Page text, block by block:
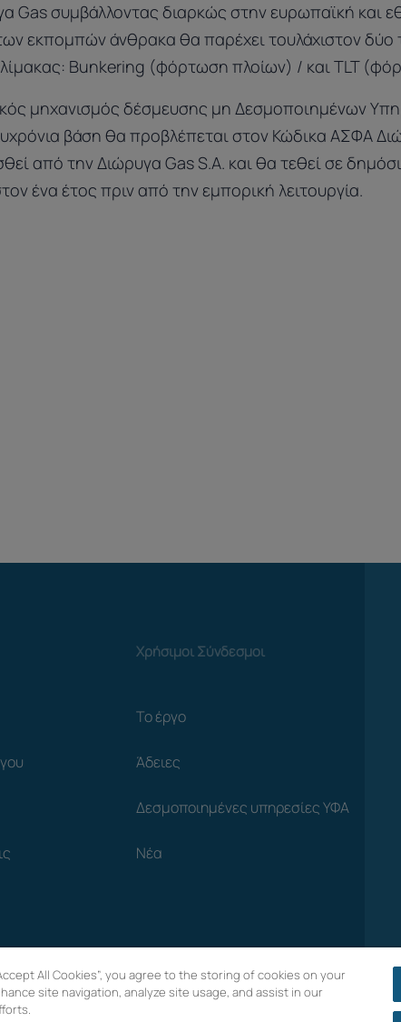
Gas συμβάλλοντας διαρκώς στην ευρωπαϊκή και
εκπομπών άνθρακα θα παρέχει τουλάχιστον
Bunkering (φόρτωση πλοίων) / και TLT
μηχανισμός δέσμευσης μη Δεσμοποιημένων
βάση θα προβλέπεται στον Κώδικα ΑΣΦΑ
από την Διώρυγα Gas S.A. και θα τεθεί σε
ένα έτος πριν από την εμπορική λειτουργία.
Χρήσιμοι Σύνδεσμοι
Το έργο
Άδειες
Δεσμοποιημένες υπηρεσίες ΥΦΑ
Νέα
All Cookies”, you agree to the storing of cookies on your
site navigation, analyze site usage, and assist in our